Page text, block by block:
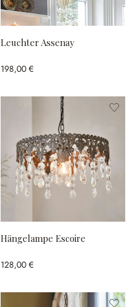
Leuchter Assenay
198,00 €
Hängelampe Escoire
128,00 €